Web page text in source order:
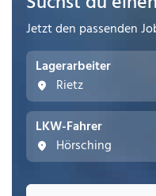
Jetzt den passenden
Lagerarbeiter
Rietz
LKW-Fahrer
Hörsching